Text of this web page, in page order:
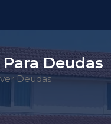
Deudas
Deudas